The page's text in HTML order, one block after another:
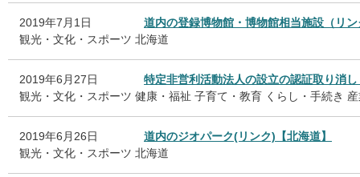
2019年7月1日
道内の登録博物館・博物館相当施設（リ
観光・文化・スポーツ 北海道
2019年6月27日
特定非営利活動法人の設立の認証取り消
観光・文化・スポーツ 健康・福祉 子育て・教育 くらし・手続き
2019年6月26日
道内のジオパーク(リンク)【北海道】
観光・文化・スポーツ 北海道